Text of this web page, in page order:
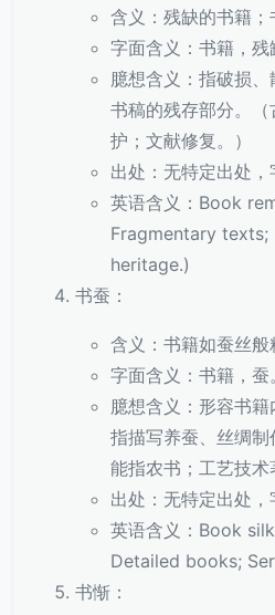
含义：残缺的书籍；
字面含义：书籍，残
臆想含义：指破损
书稿的残存部分。
护；文献修复。）
出处：无特定出处，
英语含义：Book
Fragmentary
heritage.)
书蚕：
含义：书籍如蚕丝般
字面含义：书籍，蚕。
臆想含义：形容书
指描写养蚕、丝绸
能指农书；工艺技术
出处：无特定出处，
英语含义：Book
Detailed books;
书惭：